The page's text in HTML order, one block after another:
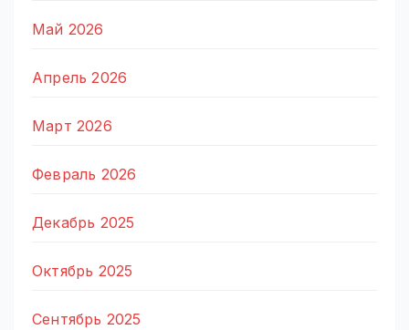
Май 2026
Апрель 2026
Март 2026
Февраль 2026
Декабрь 2025
Октябрь 2025
Сентябрь 2025